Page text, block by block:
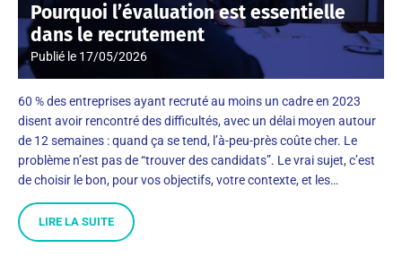
Pourquoi l’évaluation est essentielle
dans le recrutement
Publié le 17/05/2026
60 % des entreprises ayant recruté au moins un cadre en 2023
disent avoir rencontré des difficultés, avec un délai moyen autour
de 12 semaines : quand ça se tend, l’à-peu-près coûte cher. Le
problème n’est pas de “trouver des candidats”. Le vrai sujet, c’est
de choisir le bon, pour vos objectifs, votre contexte, et les…
LIRE LA SUITE